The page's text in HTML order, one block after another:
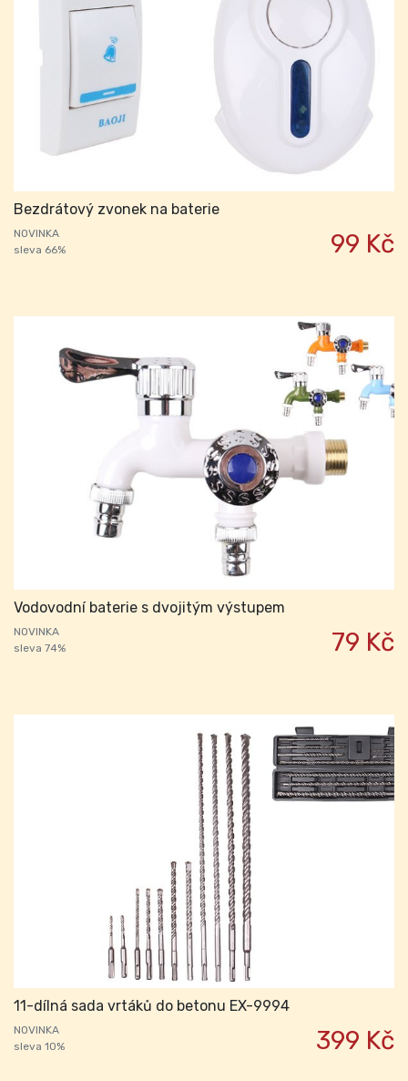
Bezdrátový zvonek na baterie
NOVINKA
sleva 66%
99 Kč
Vodovodní baterie s dvojitým výstupem
NOVINKA
sleva 74%
79 Kč
11-dílná sada vrtáků do betonu EX-9994
NOVINKA
sleva 10%
399 Kč